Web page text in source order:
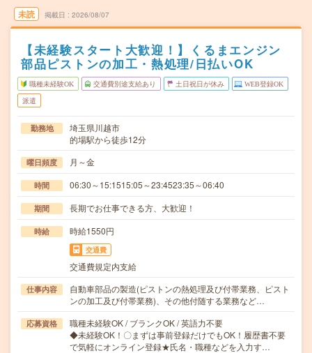
未読 掲載日 2026/08/07
【未経験スタート大歓迎！】くるまエンジン
部品ピストンの加工・熱処理/日払いOK
職種未経験OK 交通費別途支給あり 土日祝日が休み WEB登録OK
派遣
勤務地
埼玉県川越市
的場駅から徒歩12分
曜日頻度 月～金
時間 06:30～15:1515:05～23:4523:35～06:40
期間 長期でお仕事できる方、大歓迎！
時給 時給1550円
交通費
交通費規定内支給
仕事内容
自動車部品の製造(ピストンの熱処理及び付帯業務、ピスト
ンの加工及び付帯業務)、その他付随する業務など…
応募資格
職種未経験OK / ブランクOK / 英語力不要
◆未経験OK！〇まずは事前登録だけでもOK！履歴書不要
で気軽にオンライン登録★氏名・職種などを入力す…